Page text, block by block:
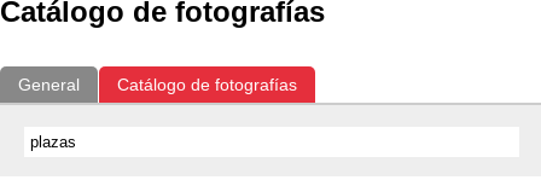
Catálogo de fotografías
General Catálogo de fotografías